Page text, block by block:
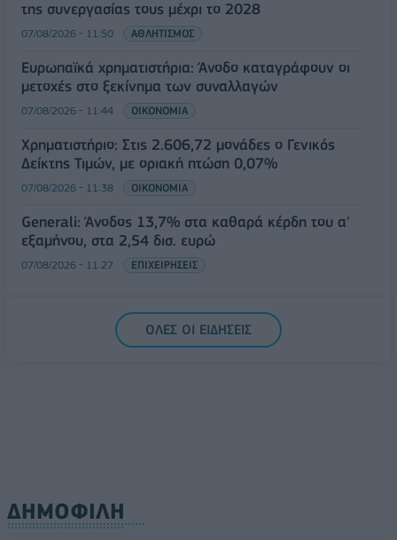
της συνεργασίας τους μέχρι το 2028
07/08/2026 - 11:50 ΑΘΛΗΤΙΣΜΟΣ
Ευρωπαϊκά χρηματιστήρια: Άνοδο καταγράφουν οι
μετοχές στο ξεκίνημα των συναλλαγών
07/08/2026 - 11:44 ΟΙΚΟΝΟΜΙΑ
Χρηματιστήριο: Στις 2.606,72 μονάδες ο Γενικός
Δείκτης Τιμών, με οριακή πτώση 0,07%
07/08/2026 - 11:38 ΟΙΚΟΝΟΜΙΑ
Generali: Άνοδος 13,7% στα καθαρά κέρδη του α'
εξαμήνου, στα 2,54 δισ. ευρώ
07/08/2026 - 11:27 ΕΠΙΧΕΙΡΗΣΕΙΣ
ΟΛΕΣ ΟΙ ΕΙΔΗΣΕΙΣ
ΔΗΜΟΦΙΛΗ